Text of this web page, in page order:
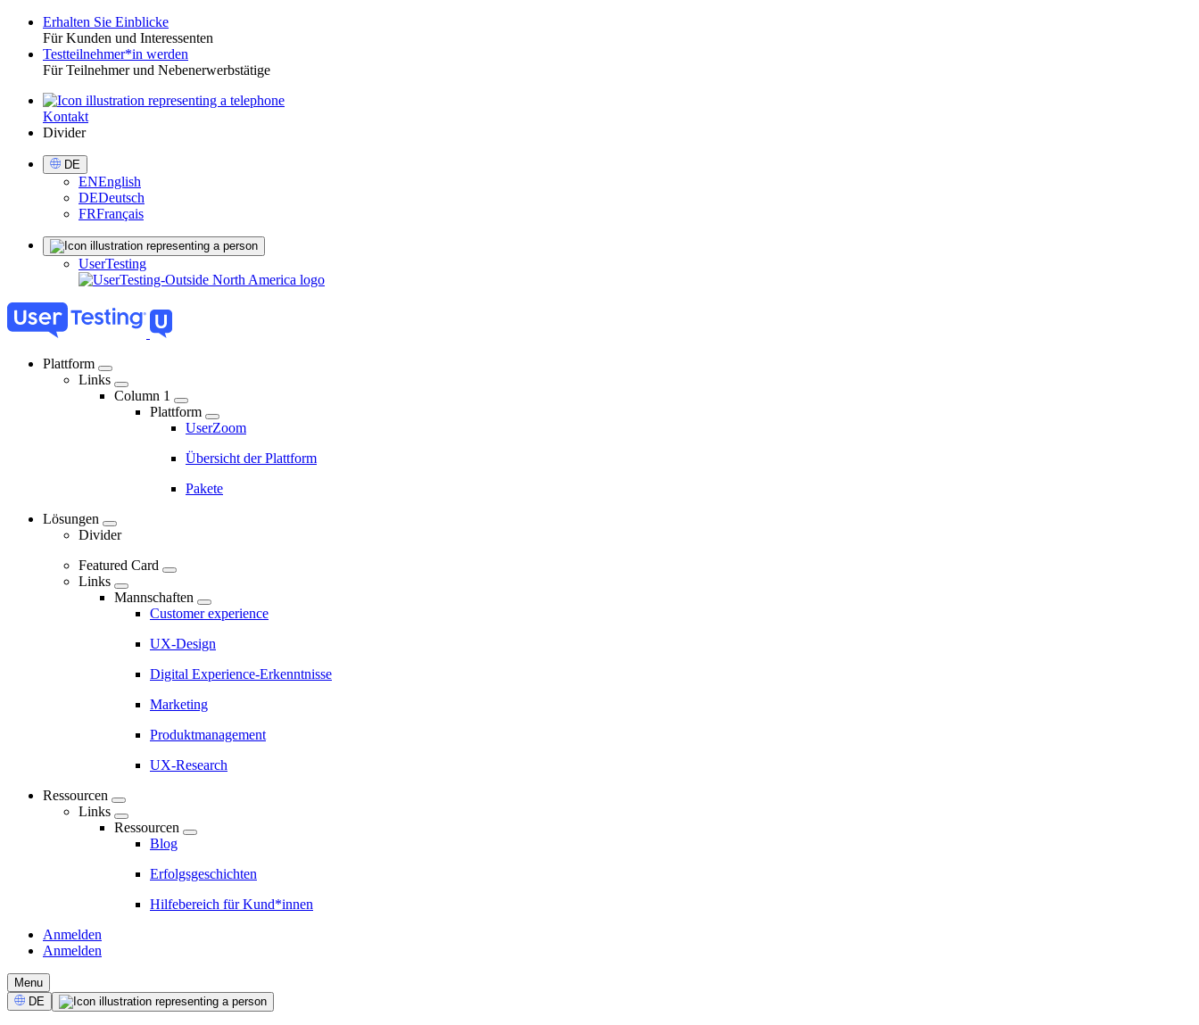
Toggle
Erhalten Sie Einblicke
Für Kunden und Interessenten
Testteilnehmer*in werden
Für Teilnehmer und Nebenerwerbstätige
UtilityKontakt
Divider
Select
Language
DE
ENEnglish
DEDeutsch
FRFrançais
UserTesting
navigation
Plattform
Links
Column 1
Plattform
UserZoom
Übersicht der Plattform
Pakete
Lösungen
Divider
Featured Card
Links
Mannschaften
Customer experience
UX-Design
Digital Experience-Erkenntnisse
Marketing
Produktmanagement
UX-Research
Ressourcen
Links
Ressourcen
Blog
Erfolgsgeschichten
Hilfebereich für Kund*innen
CTA
Anmelden
Anmelden
Menu
Select
Language
DE